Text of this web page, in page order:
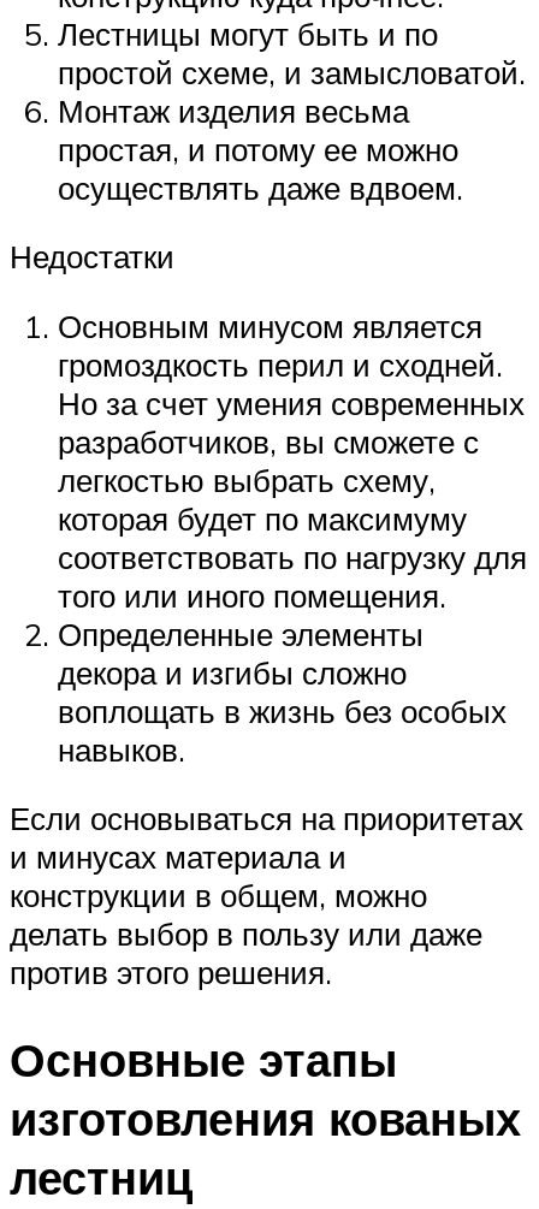
Лестницы могут быть и по
простой схеме, и замысловатой.
Монтаж изделия весьма
простая, и потому ее можно
осуществлять даже вдвоем.
Недостатки
Основным минусом является
громоздкость перил и сходней.
Но за счет умения современных
разработчиков, вы сможете с
легкостью выбрать схему,
которая будет по максимуму
соответствовать по нагрузку для
того или иного помещения.
Определенные элементы
декора и изгибы сложно
воплощать в жизнь без особых
навыков.
Если основываться на приоритетах
и минусах материала и
конструкции в общем, можно
делать выбор в пользу или даже
против этого решения.
Основные этапы
изготовления кованых
лестниц